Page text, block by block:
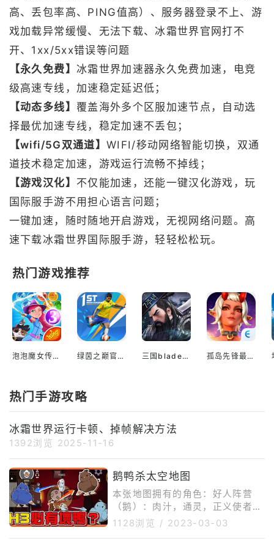
高、丢包率高、PING值高）、服务器登录不上、游
戏加载异常缓慢、无法下载、冰霜世界官网打不
开、1xx/5xx错误等问题
【永久免费】 冰霜世界加速器永久免费加速，电竞
级高速专线，加速稳定延迟低；
【动态多线】 覆盖海外多个区服加速节点，自动选
择最优加速专线，稳定加速不丢包；
【wifi/5G双通道】 WIFI/移动网络智能切换，双通
道技术稳定加速，游戏运行流畅不掉线；
【游戏汉化】 不仅能加速，还能一键汉化游戏，玩
国际服手游不用担心语言问题；
一键加速，随时随地开启游戏，无视网络问题。高
速下载冰霜世界国际服手游，轻轻松松玩。
热门游戏推荐
泡泡魔女传奇3中文版最新版 绿茵之巅官方版 三国blade汉化版 孤岛先锋最新版本
热门手游攻略
冰霜世界运行卡顿、掉帧解决方法
1392浏览 2025-11-16
鹅鸭杀太空地图
本张地图拥有的角色：好人阵营
（鹅）：肉汁，通灵，正义使者，
警长，加拿大，侦探，观鸟者，殡
1128浏览 / 2023-03-03